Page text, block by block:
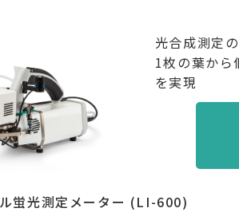
光合成測定
1枚の葉から
を実現
蛍光測定メーター (LI-600)